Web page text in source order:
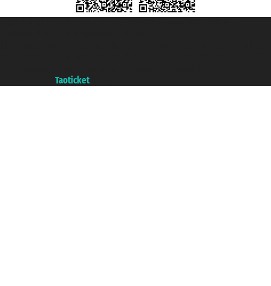
Taoticket